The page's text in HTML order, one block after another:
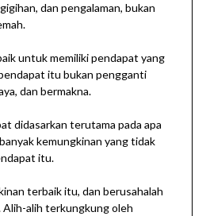
dan pengalaman, bukan
untuk memiliki pendapat yang
itu bukan pengganti
dan bermakna.
didasarkan terutama pada apa
kemungkinan yang tidak
itu.
terbaik itu, dan berusahalah
alih terkungkung oleh